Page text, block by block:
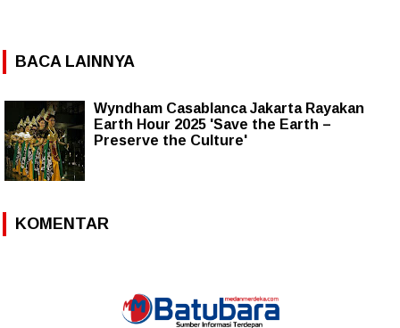
BACA LAINNYA
Wyndham Casablanca Jakarta Rayakan
Earth Hour 2025 'Save the Earth –
Preserve the Culture'
KOMENTAR